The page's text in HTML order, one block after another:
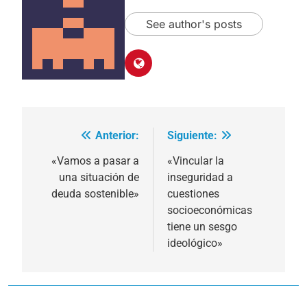
See author's posts
Navegación
de
entradas
Anterior:
«Vamos a pasar a
una situación de
deuda sostenible»
Siguiente:
«Vincular la
inseguridad a
cuestiones
socioeconómicas
tiene un sesgo
ideológico»